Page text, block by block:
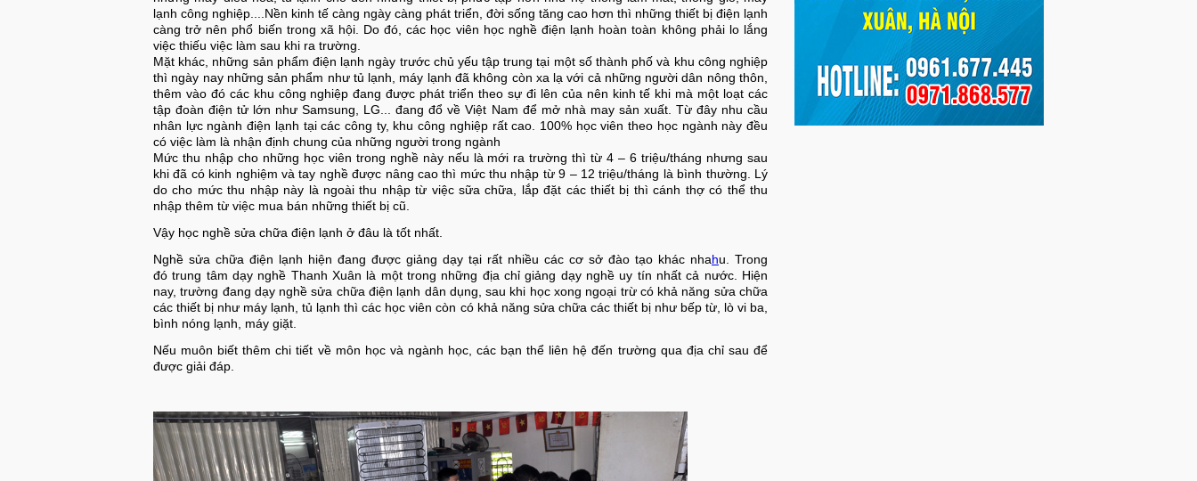
lạnh công nghiệp....Nền kinh tế càng ngày càng phát triển, đời sống tăng cao hơn thì những thiết bị điện lạnh
càng trở nên phổ biến trong xã hội. Do đó, các học viên học nghề điện lạnh hoàn toàn không phải lo lắng
việc thiếu việc làm sau khi ra trường.
Mặt khác, những sản phẩm điện lạnh ngày trước chủ yếu tập trung tại một số thành phố và khu công nghiệp
thì ngày nay những sản phẩm như tủ lạnh, máy lạnh đã không còn xa lạ với cả những người dân nông thôn,
thêm vào đó các khu công nghiệp đang được phát triển theo sự đi lên của nên kinh tế khi mà một loạt các
tập đoàn điện tử lớn như Samsung, LG... đang đổ về Việt Nam để mở nhà may sản xuất. Từ đây nhu cầu
nhân lực ngành điện lạnh tại các công ty, khu công nghiệp rất cao. 100% học viên theo học ngành này đều
có việc làm là nhận định chung của những người trong ngành
Mức thu nhập cho những học viên trong nghề này nếu là mới ra trường thì từ 4 – 6 triệu/tháng nhưng sau
khi đã có kinh nghiệm và tay nghề được nâng cao thì mức thu nhập từ 9 – 12 triệu/tháng là bình thường. Lý
do cho mức thu nhập này là ngoài thu nhập từ việc sữa chữa, lắp đặt các thiết bị thì cánh thợ có thể thu
nhập thêm từ việc mua bán những thiết bị cũ.
Vậy học nghề sửa chữa điện lạnh ở đâu là tốt nhất.
Nghề sửa chữa điện lạnh hiện đang được giảng dạy tại rất nhiều các cơ sở đào tạo khác nhahu. Trong
đó trung tâm dạy nghề Thanh Xuân là một trong những địa chỉ giảng dạy nghề uy tín nhất cả nước. Hiện
nay, trường đang dạy nghề sửa chữa điện lạnh dân dụng, sau khi học xong ngoại trừ có khả năng sửa chữa
các thiết bị như máy lạnh, tủ lạnh thì các học viên còn có khả năng sửa chữa các thiết bị như bếp từ, lò vi ba,
bình nóng lạnh, máy giặt.
Nếu muôn biết thêm chi tiết về môn học và ngành học, các bạn thể liên hệ đến trường qua địa chỉ sau để
được giải đáp.